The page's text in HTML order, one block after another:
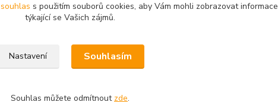
souhlas s použitím souborů cookies, aby Vám mohli zobrazovat informace
týkající se Vašich zájmů.
Nastavení Souhlasím
Souhlas můžete odmítnout zde.